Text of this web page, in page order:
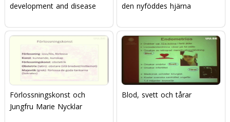
development and disease
den nyföddes hjärna
Förlossningskonst och
Jungfru Marie Nycklar
Blod, svett och tårar